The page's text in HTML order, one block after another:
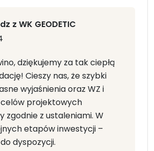
z WK GEODETIC
dziękujemy za tak ciepłą
Cieszy nas, że szybki
wyjaśnienia oraz WZ i
projektowych
zgodnie z ustaleniami. W
etapów inwestycji –
dyspozycji.